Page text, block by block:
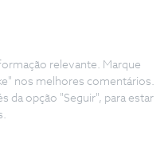
relevante. Marque
nos melhores comentários.
da opção "Seguir", para estar